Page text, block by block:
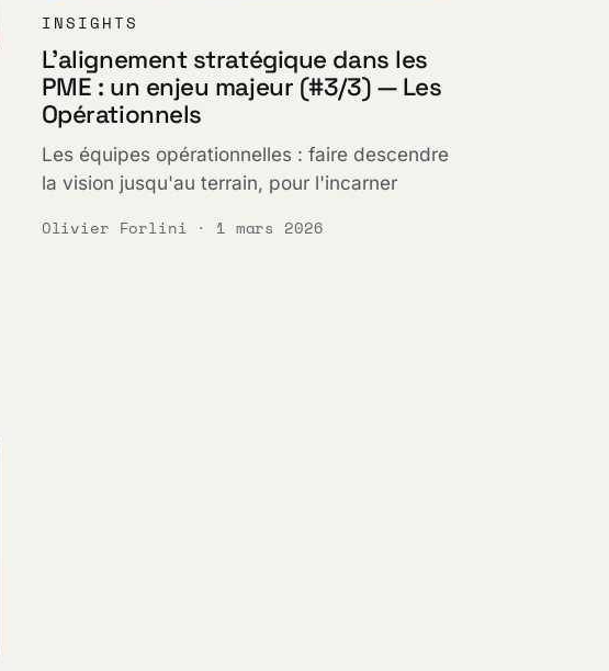
INSIGHTS
L'alignement stratégique dans les
PME : un enjeu majeur (#3/3) — Les
Opérationnels
Les équipes opérationnelles : faire descendre
la vision jusqu'au terrain, pour l'incarner
Olivier Forlini · 1 mars 2026